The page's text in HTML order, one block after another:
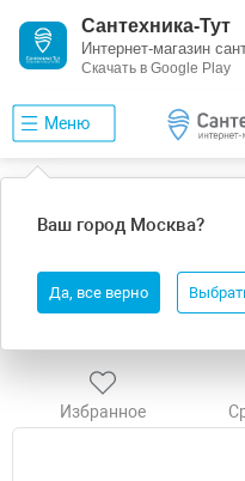
Сантехника-Тут
Интернет-магазин
Скачать в Google Play
Меню
Ваш город Москва?
Да, все верно
Акриловая ванна Excellent
WAEX.AQU17.ULTRA.WH
форсунки Белые
Избранное